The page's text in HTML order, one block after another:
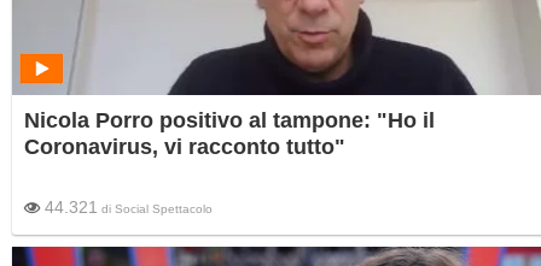
Nicola Porro positivo al tampone: "Ho il
Coronavirus, vi racconto tutto"
44.321 di Social Spettacolo